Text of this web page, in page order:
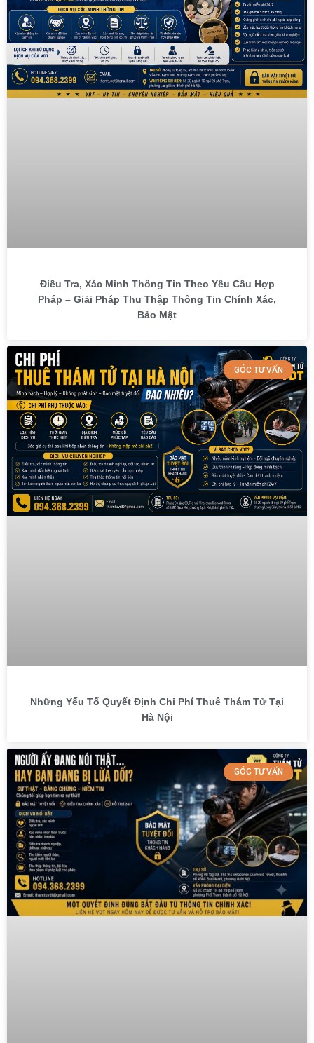
Điều Tra, Xác Minh Thông Tin Theo Yêu Cầu Hợp
Pháp – Giải Pháp Thu Thập Thông Tin Chính Xác,
Bảo Mật
GÓC TƯ VẤN
Những Yếu Tố Quyết Định Chi Phí Thuê Thám Tử Tại
Hà Nội
GÓC TƯ VẤN